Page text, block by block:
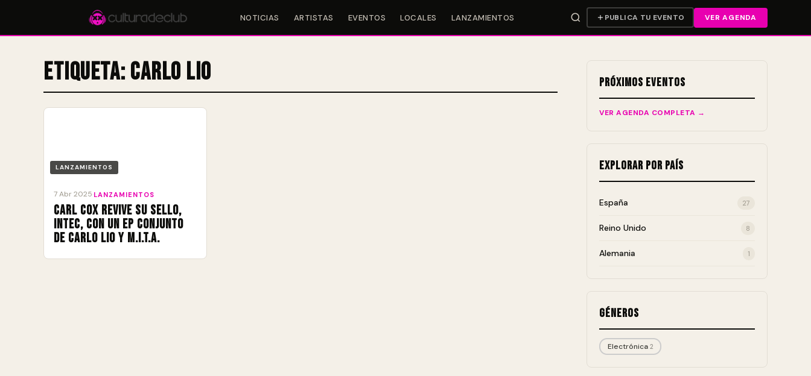
NOTICIAS ARTISTAS EVENTOS LOCALES LANZAMIENTOS PUBLICA TU EVENTO VER AGENDA
Accesos rápidos:
Etiqueta: Carlo Lio
LANZAMIENTOS
7 Abr 2025 LANZAMIENTOS
Carl Cox revive su sello,
Intec, con un EP conjunto
de Carlo Lio y M.I.T.A.
Próximos Eventos
VER AGENDA COMPLETA →
Explorar por País
España 27
Reino Unido 8
Alemania 1
Géneros
Electrónica 2